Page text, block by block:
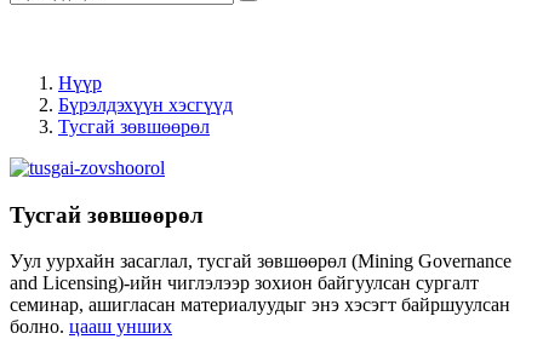
Нүүр
Бүрэлдэхүүн хэсгүүд
Тусгай зөвшөөрөл
Тусгай зөвшөөрөл
Уул уурхайн засаглал, тусгай зөвшөөрөл (Mining Governance
and Licensing)-ийн чиглэлээр зохион байгуулсан сургалт
семинар, ашигласан материалуудыг энэ хэсэгт байршуулсан
болно. цааш унших